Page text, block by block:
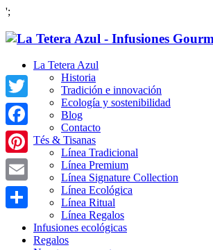
';
La Tetera Azul
Historia
Tradición e innovación
Ecología y sostenibilidad
Blog
Contacto
Tés & Tisanas
Línea Tradicional
Línea Premium
Línea Signature Collection
Línea Ecológica
Línea Ritual
Línea Regalos
Infusiones ecológicas
Regalos
Twitter
Facebook
Pinterest
Email
Compartir